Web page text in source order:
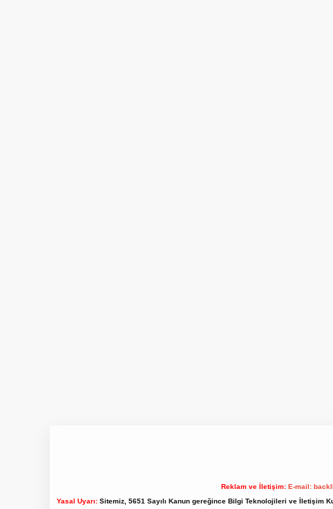
Reklam ve İletişim: E-mail:
Yasal Uyarı:Sitemiz, 5651 Sayılı Kanun gereğince Bilgi Teknolojileri ve İletişim